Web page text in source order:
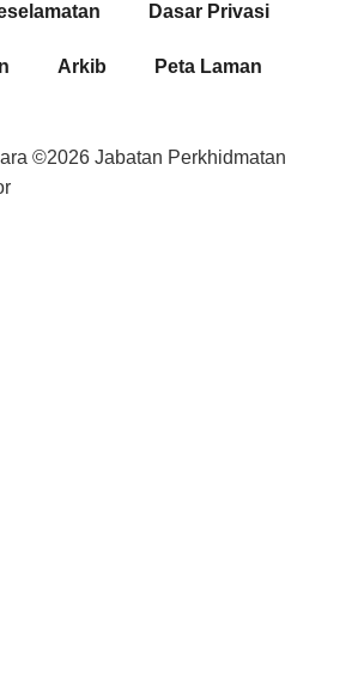
Dasar Privasi
Arkib Peta Laman
Keselamatan
©2026 Jabatan Perkhidmatan